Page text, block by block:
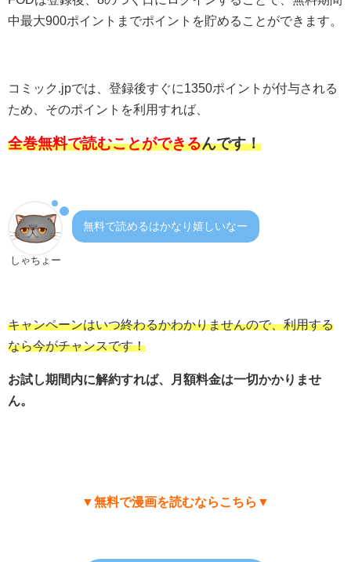
中最大900ポイントまでポイントを貯めることができます。
コミック.jpでは、登録後すぐに1350ポイントが付与される
ため、そのポイントを利用すれば、
全巻無料で読むことができるんです！
しゃちょー
無料で読めるはかなり嬉しいなー
キャンペーンはいつ終わるかわかりませんので、利用する
なら今がチャンスです！
お試し期間内に解約すれば、月額料金は一切かかりませ
ん。
▼無料で漫画を読むならこちら▼